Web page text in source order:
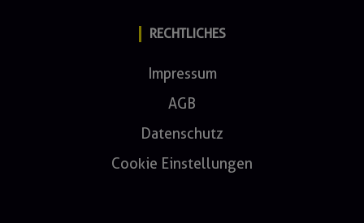
RECHTLICHES
Impressum
AGB
Datenschutz
Cookie Einstellungen